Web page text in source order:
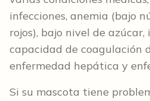
infecciones, anemia (bajo
rojos), bajo nivel de
capacidad de coagulación
enfermedad hepática y
Si su mascota tiene